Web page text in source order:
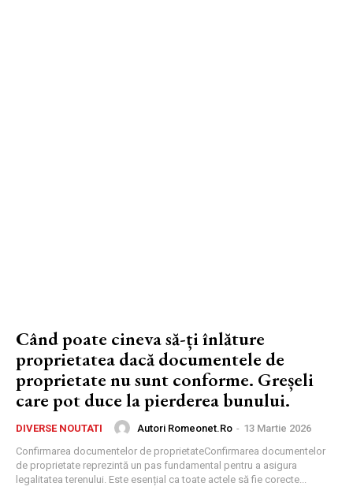
Când poate cineva să-ți înlăture
proprietatea dacă documentele de
proprietate nu sunt conforme. Greșeli
care pot duce la pierderea bunului.
DIVERSE NOUTATI Autori Romeonet.ro - 13 Martie 2026
Confirmarea documentelor de proprietateConfirmarea documentelor
de proprietate reprezintă un pas fundamental pentru a asigura
legalitatea terenului. Este esențial ca toate actele să fie corecte...